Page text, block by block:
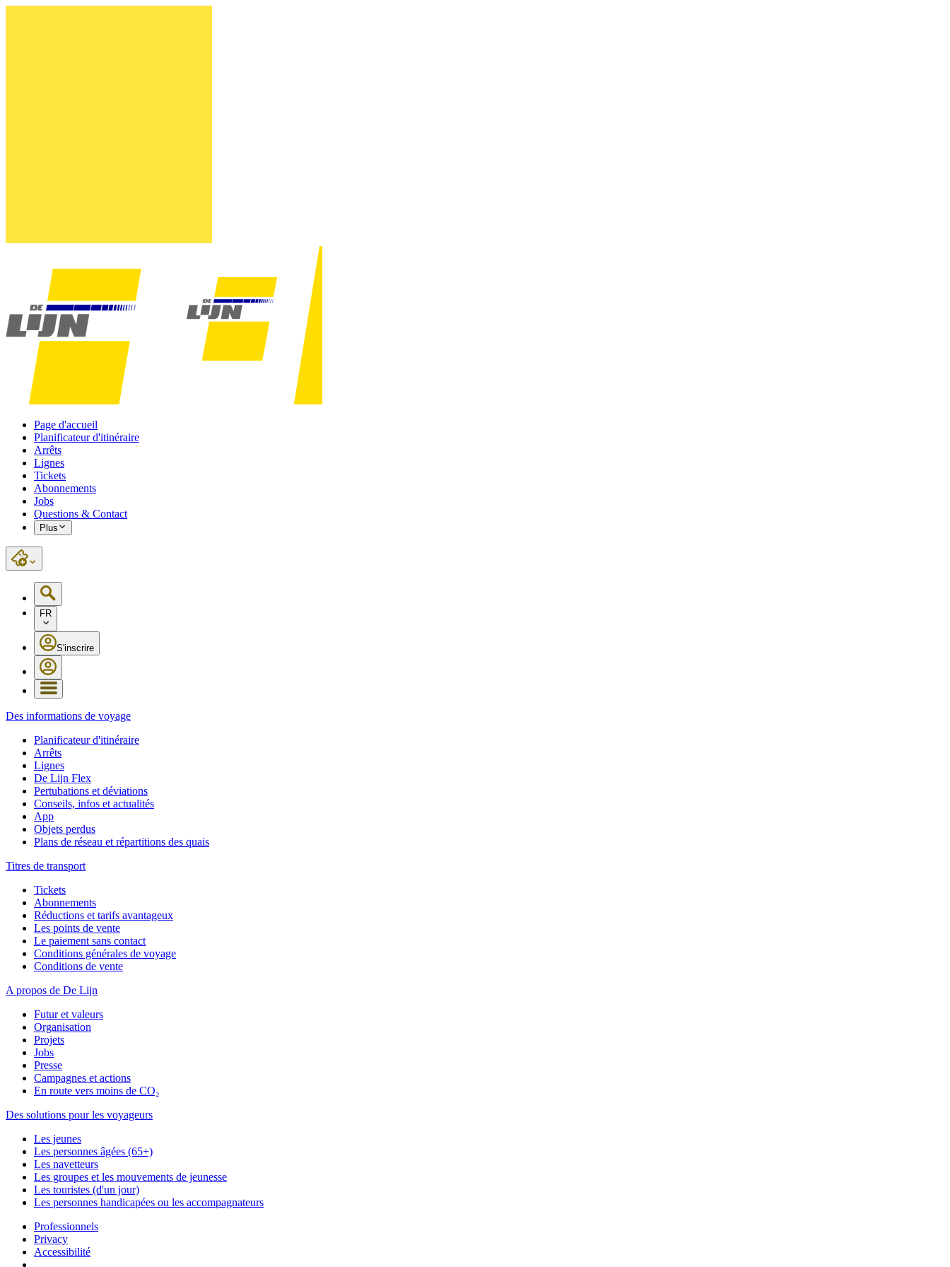
Page d'accueil
Planificateur d'itinéraire
Arrêts
Lignes
Tickets
Abonnements
Jobs
Questions & Contact
Plus
FR
S'inscrire
Des informations de voyage
Planificateur d'itinéraire
Arrêts
Lignes
De Lijn Flex
Pertubations et déviations
Conseils, infos et actualités
App
Objets perdus
Plans de réseau et répartitions des quais
Titres de transport
Tickets
Abonnements
Réductions et tarifs avantageux
Les points de vente
Le paiement sans contact
Conditions générales de voyage
Conditions de vente
A propos de De Lijn
Futur et valeurs
Organisation
Projets
Jobs
Presse
Campagnes et actions
En route vers moins de CO₂
Des solutions pour les voyageurs
Les jeunes
Les personnes âgées (65+)
Les navetteurs
Les groupes et les mouvements de jeunesse
Les touristes (d'un jour)
Les personnes handicapées ou les accompagnateurs
Professionnels
Privacy
Accessibilité